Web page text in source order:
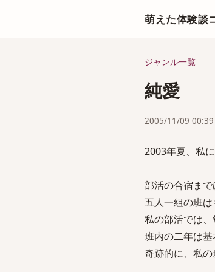
萌えた体験談
ジャンル一覧
純愛
2005/11/09 00:39
2003年夏、私
部活の合宿ま
五人一組の班は
私の部活では
班内の二年は基
奇跡的に、私の